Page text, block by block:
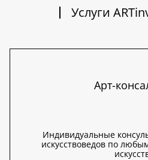
Услуги
Арт-
Индивидуальные
искусствоведов по